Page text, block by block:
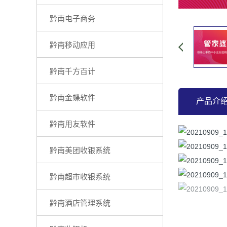
黔南电子商务
黔南移动应用
黔南千方百计
黔南金蝶软件
黔南用友软件
黔南美团收银系统
黔南超市收银系统
黔南酒店管理系统
产品介